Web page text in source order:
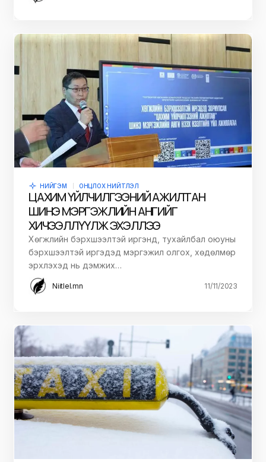
НИЙГЭМ ОНЦЛОХ НИЙТЛЭЛ
ЦАХИМ ҮЙЛЧИЛГЭЭНИЙ АЖИЛТАН
ШИНЭ МЭРГЭЖЛИЙН АНГИЙГ
ХИЧЭЭЛЛҮҮЛЖ ЭХЭЛЛЭЭ
Хөгжлийн бэрхшээлтэй иргэнд, тухайлбал оюуны
бэрхшээлтэй иргэдэд мэргэжил олгох, хөдөлмөр
эрхлэхэд нь дэмжих…
Niitlel.mn 11/11/2023